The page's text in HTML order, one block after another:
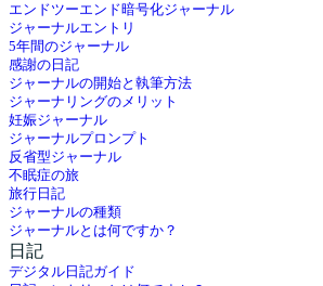
エンドツーエンド暗号化ジャーナル
ジャーナルエントリ
5年間のジャーナル
感謝の日記
ジャーナルの開始と執筆方法
ジャーナリングのメリット
妊娠ジャーナル
ジャーナルプロンプト
反省型ジャーナル
不眠症の旅
旅行日記
ジャーナルの種類
ジャーナルとは何ですか？
日記
デジタル日記ガイド